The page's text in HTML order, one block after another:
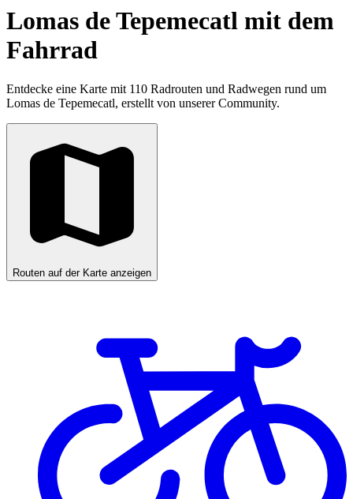
Lomas de Tepemecatl mit dem
Fahrrad
Entdecke eine Karte mit 110 Radrouten und Radwegen rund um
Lomas de Tepemecatl, erstellt von unserer Community.
Routen auf der Karte anzeigen